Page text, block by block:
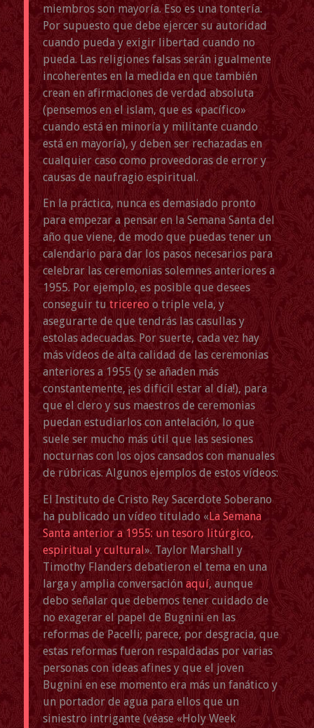
miembros son mayoría. Eso es una tontería.
Por supuesto que debe ejercer su autoridad
cuando pueda y exigir libertad cuando no
pueda. Las religiones falsas serán igualmente
incoherentes en la medida en que también
crean en afirmaciones de verdad absoluta
(pensemos en el islam, que es «pacífico»
cuando está en minoría y militante cuando
está en mayoría), y deben ser rechazadas en
cualquier caso como proveedoras de error y
causas de naufragio espiritual.
En la práctica, nunca es demasiado pronto
para empezar a pensar en la Semana Santa del
año que viene, de modo que puedas tener un
calendario para dar los pasos necesarios para
celebrar las ceremonias solemnes anteriores a
1955. Por ejemplo, es posible que desees
conseguir tu tricereoo triple vela, y
asegurarte de que tendrás las casullas y
estolas adecuadas. Por suerte, cada vez hay
más vídeos de alta calidad de las ceremonias
anteriores a 1955 (y se añaden más
constantemente, ¡es difícil estar al día!), para
que el clero y sus maestros de ceremonias
puedan estudiarlos con antelación, lo que
suele ser mucho más útil que las sesiones
nocturnas con los ojos cansados con manuales
de rúbricas. Algunos ejemplos de estos vídeos:
El Instituto de Cristo Rey Sacerdote Soberano
ha publicado un vídeo titulado «La Semana
Santa anterior a 1955: un tesoro litúrgico,
espiritual y cultural». Taylor Marshall y
Timothy Flanders debatieron el tema en una
larga y amplia conversación aquí, aunque
debo señalar que debemos tener cuidado de
no exagerar el papel de Bugnini en las
reformas de Pacelli; parece, por desgracia, que
estas reformas fueron respaldadas por varias
personas con ideas afines y que el joven
Bugnini en ese momento era más un fanático y
un portador de agua para ellos que un
siniestro intrigante (véase «Holy Week